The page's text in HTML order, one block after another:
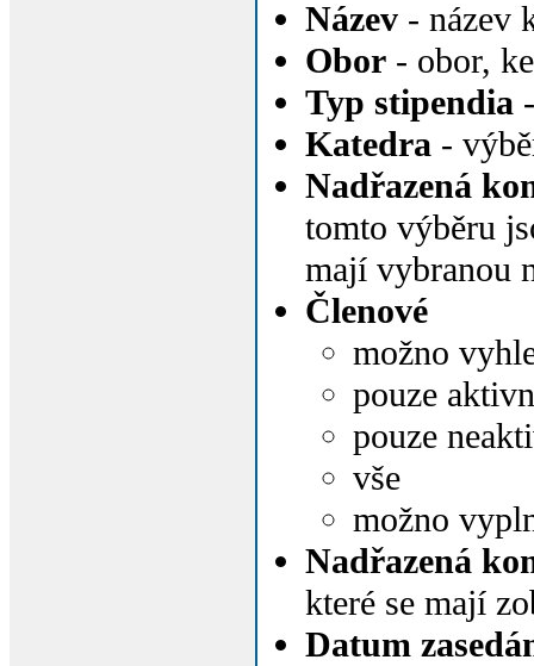
Název - název
Obor - obor,
Typ stipendia
Katedra -
Nadřazená
tomto výběru
mají vybranou
Členové
možno
pouze
pouze
vše
možno
Nadřazená
které se mají
Datum